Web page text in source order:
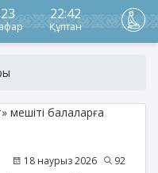
23 22:42
Құптан
18 наурыз 2026 92